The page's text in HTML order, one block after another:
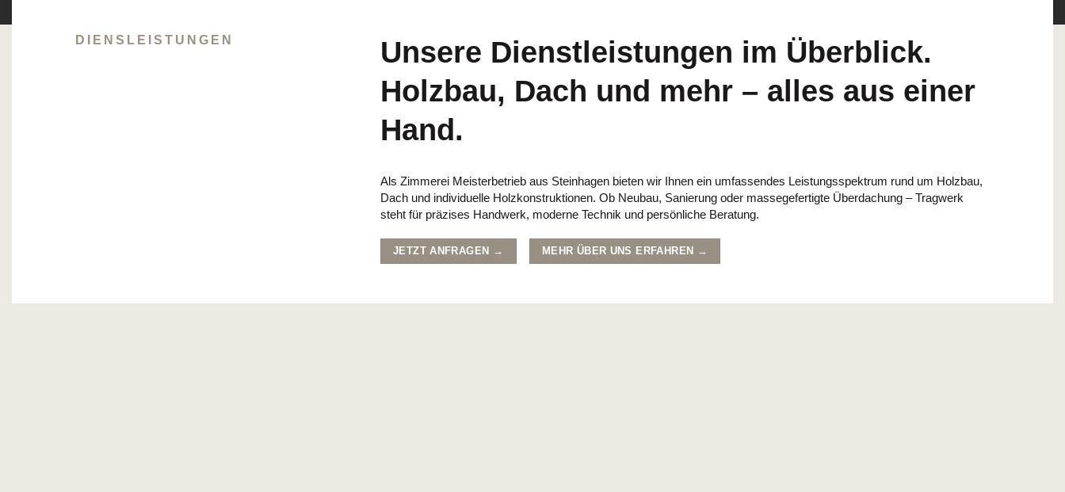
DIENSLEISTUNGEN
Unsere Dienstleistungen im Überblick.
Holzbau, Dach und mehr – alles aus einer
Hand.
Als Zimmerei Meisterbetrieb aus Steinhagen bieten wir Ihnen ein umfassendes Leistungsspektrum rund um Holzbau,
Dach und individuelle Holzkonstruktionen. Ob Neubau, Sanierung oder massegefertigte Überdachung – Tragwerk
steht für präzises Handwerk, moderne Technik und persönliche Beratung.
JETZT ANFRAGEN → MEHR ÜBER UNS ERFAHREN →